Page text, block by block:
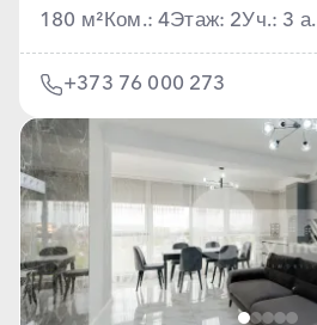
180 м² Ком.: 4Этаж: 2Уч.: 3 а.
+373 76 000 273